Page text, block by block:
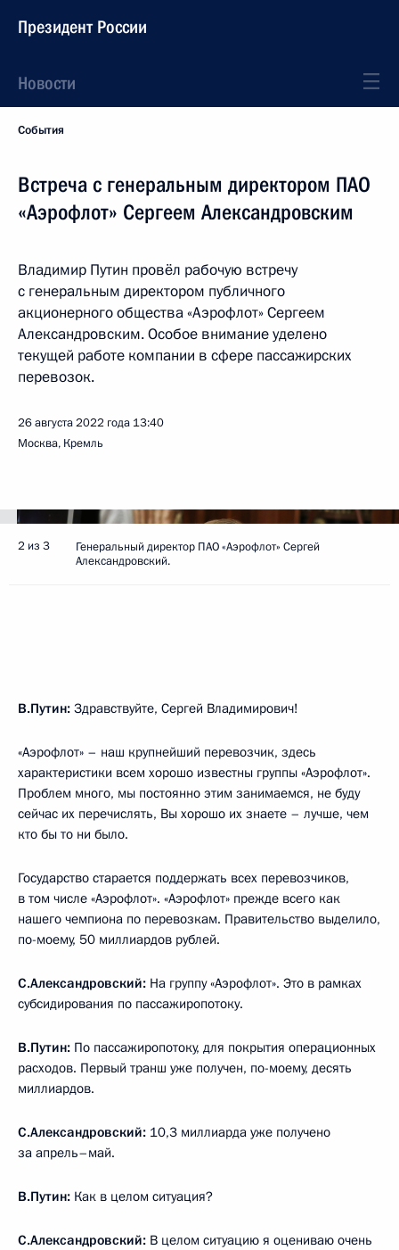
Президент России
Новости
События
Встреча с генеральным директором ПАО
«Аэрофлот» Сергеем Александровским
Владимир Путин провёл рабочую встречу
с генеральным директором публичного
акционерного общества «Аэрофлот» Сергеем
Александровским. Особое внимание уделено
текущей работе компании в сфере пассажирских
перевозок.
26 августа 2022 года 13:40
Москва, Кремль
2 из 3
Генеральный директор ПАО «Аэрофлот» Сергей
Александровский.
В.Путин: Здравствуйте, Сергей Владимирович!
«Аэрофлот» – наш крупнейший перевозчик, здесь
характеристики всем хорошо известны группы «Аэрофлот».
Проблем много, мы постоянно этим занимаемся, не буду
сейчас их перечислять, Вы хорошо их знаете – лучше, чем
кто бы то ни было.
Государство старается поддержать всех перевозчиков,
в том числе «Аэрофлот». «Аэрофлот» прежде всего как
нашего чемпиона по перевозкам. Правительство выделило,
по-моему, 50 миллиардов рублей.
С.Александровский: На группу «Аэрофлот». Это в рамках
субсидирования по пассажиропотоку.
В.Путин: По пассажиропотоку, для покрытия операционных
расходов. Первый транш уже получен, по-моему, десять
миллиардов.
С.Александровский: 10,3 миллиарда уже получено
за апрель–май.
В.Путин: Как в целом ситуация?
С.Александровский: В целом ситуацию я оцениваю очень